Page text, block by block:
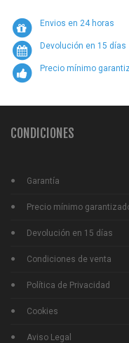
Envios en 24 horas
Devolución en 15 días
Precio mínimo
CONDICIONES
Garantía
Precio mínimo
Devolución en 15 días
Condiciones de venta
Política de Privacidad
Cookies
Aviso Legal